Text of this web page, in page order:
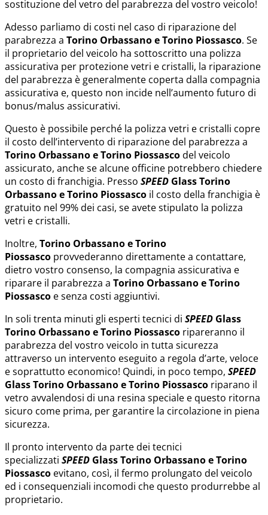
sostituzione del vetro del parabrezza del vostro veicolo!
Adesso parliamo di costi nel caso di riparazione del
parabrezza a Torino Orbassano e Torino Piossasco. Se
il proprietario del veicolo ha sottoscritto una polizza
assicurativa per protezione vetri e cristalli, la riparazione
del parabrezza è generalmente coperta dalla compagnia
assicurativa e, questo non incide nell’aumento futuro di
bonus/malus assicurativi.
Questo è possibile perché la polizza vetri e cristalli copre
il costo dell’intervento di riparazione del parabrezza a
Torino Orbassano e Torino Piossascodel veicolo
assicurato, anche se alcune officine potrebbero chiedere
un costo di franchigia. Presso SPEED GlassTorino
Orbassano e Torino Piossasco il costo della franchigia è
gratuito nel 99% dei casi, se avete stipulato la polizza
vetri e cristalli.
Inoltre, Torino Orbassano e Torino
Piossasco provvederanno direttamente a contattare,
dietro vostro consenso, la compagnia assicurativa e
riparare il parabrezza a Torino Orbassano e Torino
Piossasco e senza costi aggiuntivi.
In soli trenta minuti gli esperti tecnici di SPEED Glass
Torino Orbassano e Torino Piossasco ripareranno il
parabrezza del vostro veicolo in tutta sicurezza
attraverso un intervento eseguito a regola d’arte, veloce
e soprattutto economico! Quindi, in poco tempo, SPEED
GlassTorino Orbassano e Torino Piossasco riparano il
vetro avvalendosi di una resina speciale e questo ritorna
sicuro come prima, per garantire la circolazione in piena
sicurezza.
Il pronto intervento da parte dei tecnici
specializzati SPEED GlassTorino Orbassano e Torino
Piossasco evitano, così, il fermo prolungato del veicolo
ed i consequenziali incomodi che questo produrrebbe al
proprietario.